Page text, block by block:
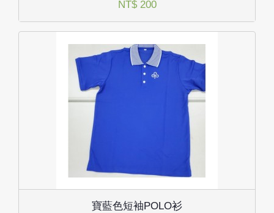
NT$ 200
寶藍色短袖POLO衫